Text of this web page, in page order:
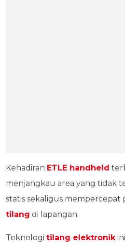
Kehadiran ETLE handheld
menjangkau area yang tidak
statis sekaligus mempercepat
tilang di lapangan.
Teknologi tilang elektronik